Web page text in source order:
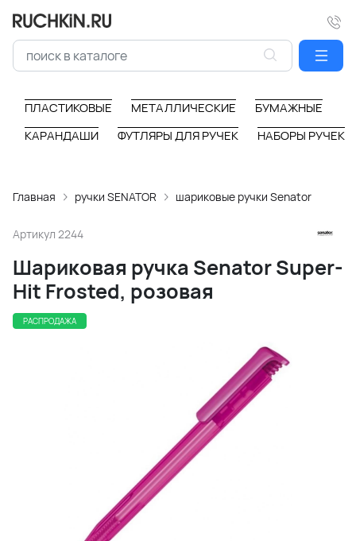
ПЛАСТИКОВЫЕ МЕТАЛЛИЧЕСКИЕ
БУМАЖНЫЕ
КАРАНДАШИ
ФУТЛЯРЫ ДЛЯ РУЧЕК НАБОРЫ РУЧЕК
Главная ручки SENATOR шариковые ручки Senator
Артикул 2244
Шариковая ручка Senator Super-
Hit Frosted, розовая
РАСПРОДАЖА